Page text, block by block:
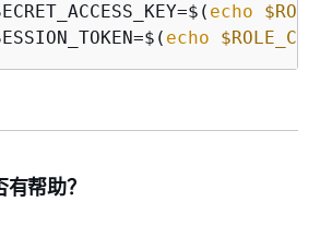
echo
echo
帮助？